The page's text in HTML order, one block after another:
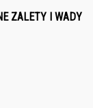
ZALETY I WADY